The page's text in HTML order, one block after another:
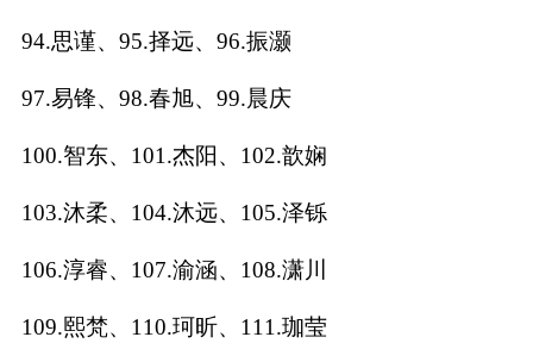
94.思谨、95.择远、96.振灏
97.易锋、98.春旭、99.晨庆
100.智东、101.杰阳、102.歆娴
103.沐柔、104.沐远、105.泽铄
106.淳睿、107.渝涵、108.潇川
109.熙梵、110.珂昕、111.珈莹